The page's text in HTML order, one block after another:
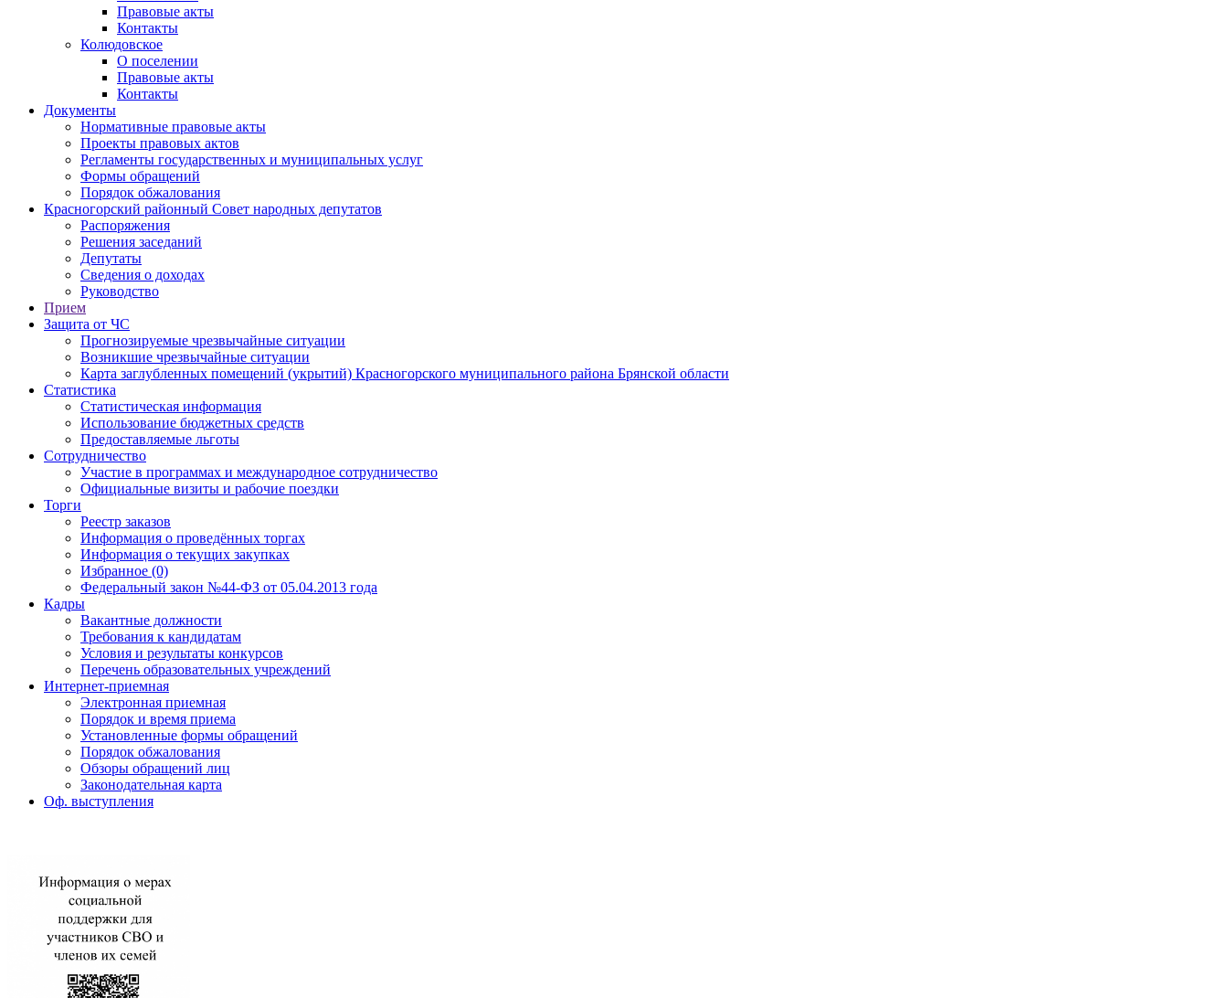
Правовые акты
Контакты
Колюдовское
О поселении
Правовые акты
Контакты
Документы
Нормативные правовые акты
Проекты правовых актов
Регламенты государственных и муниципальных услуг
Формы обращений
Порядок обжалования
Красногорский районный Совет народных депутатов
Распоряжения
Решения заседаний
Депутаты
Сведения о доходах
Руководство
Прием
Защита от ЧС
Прогнозируемые чрезвычайные ситуации
Возникшие чрезвычайные ситуации
Карта заглубленных помещений (укрытий) Красногорского муниципального района Брянской области
Статистика
Статистическая информация
Использование бюджетных средств
Предоставляемые льготы
Сотрудничество
Участие в программах и международное сотрудничество
Официальные визиты и рабочие поездки
Торги
Реестр заказов
Информация о проведённых торгах
Информация о текущих закупках
Избранное (0)
Федеральный закон №44-ФЗ от 05.04.2013 года
Кадры
Вакантные должности
Требования к кандидатам
Условия и результаты конкурсов
Перечень образовательных учреждений
Интернет-приемная
Электронная приемная
Порядок и время приема
Установленные формы обращений
Порядок обжалования
Обзоры обращений лиц
Законодательная карта
Оф. выступления